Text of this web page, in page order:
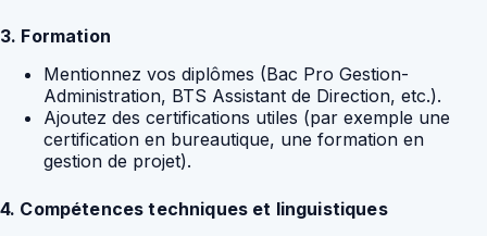
3. Formation
Mentionnez vos diplômes (Bac Pro Gestion-
Administration, BTS Assistant de Direction, etc.).
Ajoutez des certifications utiles (par exemple une
certification en bureautique, une formation en
gestion de projet).
4. Compétences techniques et linguistiques